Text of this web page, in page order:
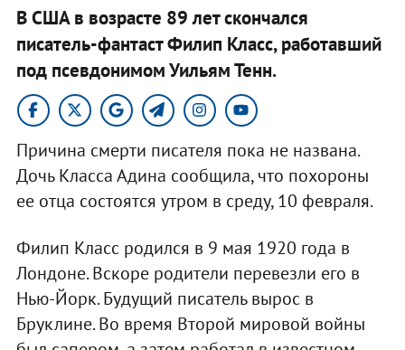
В США в возрасте 89 лет скончался
писатель-фантаст Филип Класс, работавший
под псевдонимом Уильям Тенн.
Причина смерти писателя пока не названа.
Дочь Класса Адина сообщила, что похороны
ее отца состоятся утром в среду, 10 февраля.
Филип Класс родился в 9 мая 1920 года в
Лондоне. Вскоре родители перевезли его в
Нью-Йорк. Будущий писатель вырос в
Бруклине. Во время Второй мировой войны